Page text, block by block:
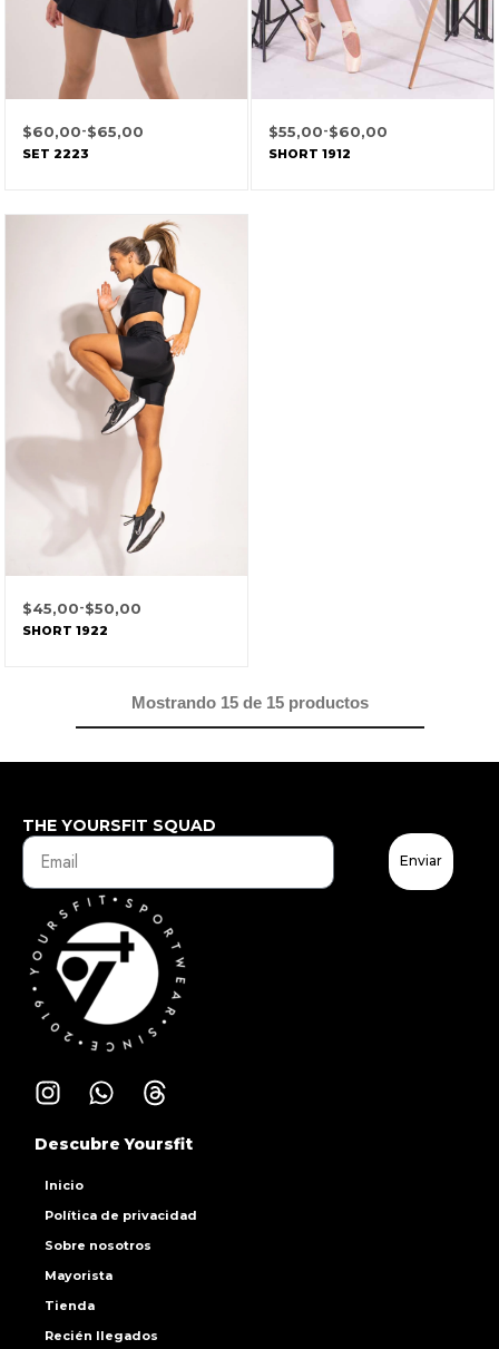
$60,00-$65,00
SET 2223
$55,00-$60,00
SHORT 1912
$45,00-$50,00
SHORT 1922
Mostrando15 de 15 productos
THE YOURSFIT SQUAD
Enviar
Inicio
Política de privacidad
Sobre nosotros
Mayorista
Tienda
Recién llegados
Descubre Yoursfit